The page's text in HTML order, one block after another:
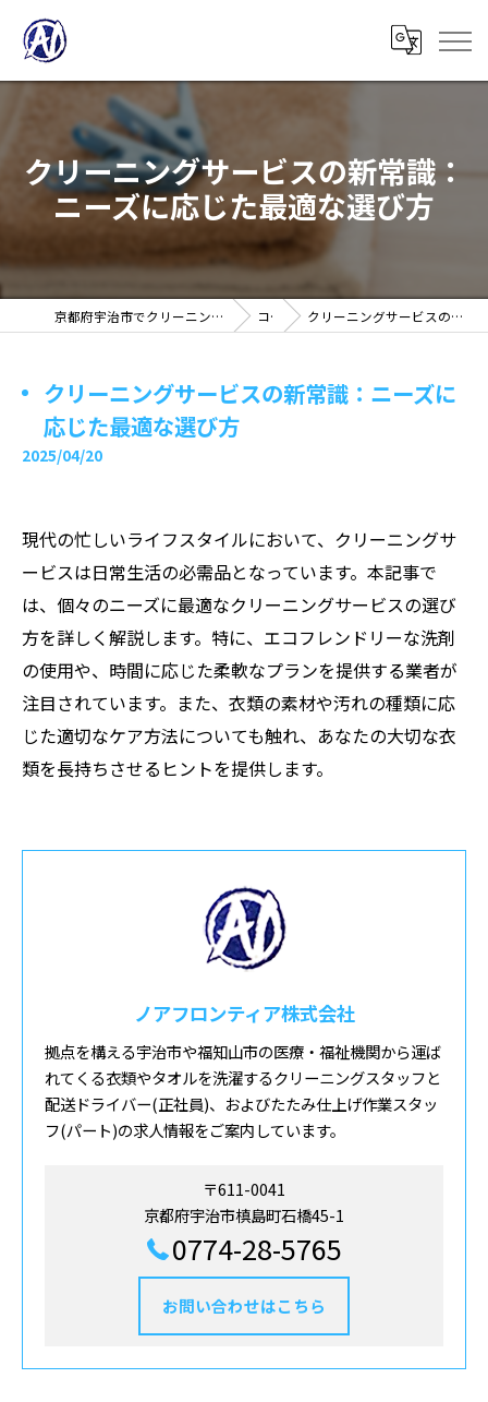
クリーニングサービスの新常識：
ニーズに応じた最適な選び方
京都府宇治市でクリーニングの求人ならノアフロンティア株式会社 コラム クリーニングサービスの新常識：ニーズに応じた最適な選び方
クリーニングサービスの新常識：ニーズに
応じた最適な選び方
2025/04/20
現代の忙しいライフスタイルにおいて、クリーニングサ
ービスは日常生活の必需品となっています。本記事で
は、個々のニーズに最適なクリーニングサービスの選び
方を詳しく解説します。特に、エコフレンドリーな洗剤
の使用や、時間に応じた柔軟なプランを提供する業者が
注目されています。また、衣類の素材や汚れの種類に応
じた適切なケア方法についても触れ、あなたの大切な衣
類を長持ちさせるヒントを提供します。
ノアフロンティア株式会社
拠点を構える宇治市や福知山市の医療・福祉機関から運ば
れてくる衣類やタオルを洗濯するクリーニングスタッフと
配送ドライバー(正社員)、およびたたみ仕上げ作業スタッ
フ(パート)の求人情報をご案内しています。
〒611-0041
京都府宇治市槙島町石橋45-1
0774-28-5765
お問い合わせはこちら